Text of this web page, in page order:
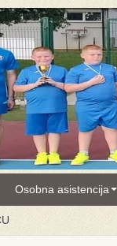
Osobna asistencija